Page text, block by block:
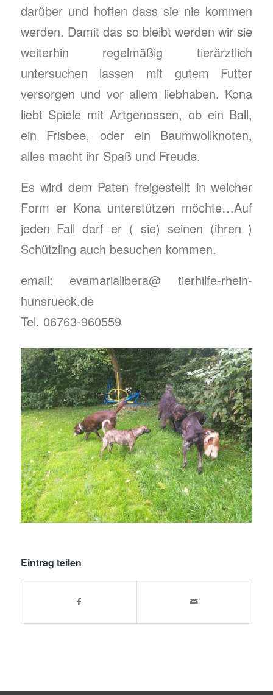
darüber und hoffen dass sie nie kommen
werden. Damit das so bleibt werden wir sie
weiterhin regelmäßig tierärztlich
untersuchen lassen mit gutem Futter
versorgen und vor allem liebhaben. Kona
liebt Spiele mit Artgenossen, ob ein Ball,
ein Frisbee, oder ein Baumwollknoten,
alles macht ihr Spaß und Freude.
Es wird dem Paten freigestellt in welcher
Form er Kona unterstützen möchte…Auf
jeden Fall darf er ( sie) seinen (ihren )
Schützling auch besuchen kommen.
email: evamarialibera@ tierhilfe-rhein-
hunsrueck.de
Tel. 06763-960559
Eintrag teilen